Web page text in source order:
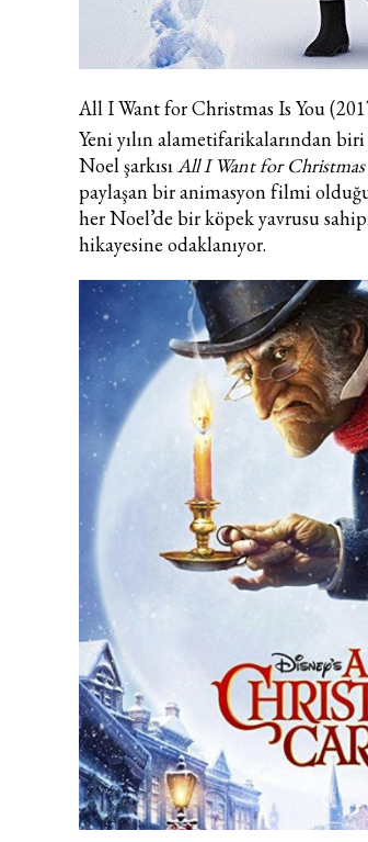
All I Want for Christmas Is You
Yeni yılın alametifarikalarından
Noel şarkısıAll I Want for Christmas
paylaşan bir animasyon filmi
her Noel’de bir köpek yavrusu
hikayesine odaklanıyor.